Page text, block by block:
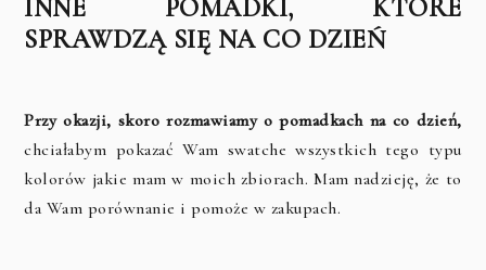
INNE POMADKI, KTÓRE
SPRAWDZĄ SIĘ NA CO DZIEŃ
Przy okazji, skoro rozmawiamy o pomadkach na co dzień,
chciałabym pokazać Wam swatche wszystkich tego typu
kolorów jakie mam w moich zbiorach. Mam nadzieję, że to
da Wam porównanie i pomoże w zakupach.